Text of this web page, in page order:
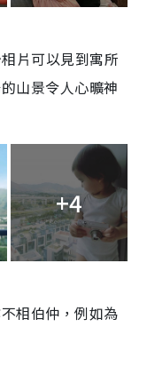
片可以見到寓所
山景令人心曠神
+4
相伯仲，例如為